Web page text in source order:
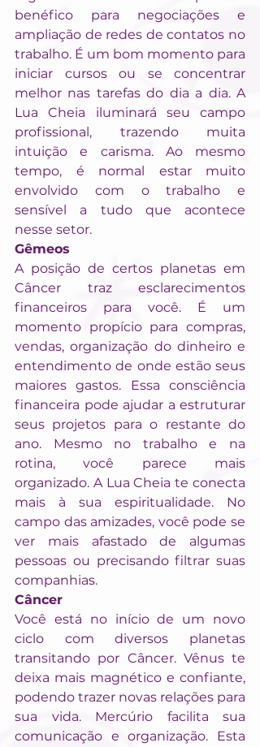
benéfico para negociações e
ampliação de redes de contatos no
trabalho. É um bom momento para
iniciar cursos ou se concentrar
melhor nas tarefas do dia a dia. A
Lua Cheia iluminará seu campo
profissional, trazendo muita
intuição e carisma. Ao mesmo
tempo, é normal estar muito
envolvido com o trabalho e
sensível a tudo que acontece
nesse setor.
Gêmeos
A posição de certos planetas em
Câncer traz esclarecimentos
financeiros para você. É um
momento propício para compras,
vendas, organização do dinheiro e
entendimento de onde estão seus
maiores gastos. Essa consciência
financeira pode ajudar a estruturar
seus projetos para o restante do
ano. Mesmo no trabalho e na
rotina, você parece mais
organizado. A Lua Cheia te conecta
mais à sua espiritualidade. No
campo das amizades, você pode se
ver mais afastado de algumas
pessoas ou precisando filtrar suas
companhias.
Câncer
Você está no início de um novo
ciclo com diversos planetas
transitando por Câncer. Vênus te
deixa mais magnético e confiante,
podendo trazer novas relações para
sua vida. Mercúrio facilita sua
comunicação e organização. Esta